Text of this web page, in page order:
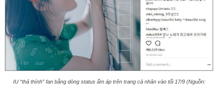
IU “thả thính” fan bằng dòng status ấm áp trên trang cá nhân vào tối 17/9 (Nguồn: